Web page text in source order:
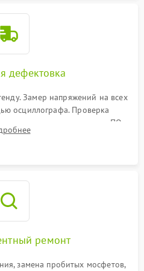
дефектовка
Замер напряжений на всех
осциллографа. Проверка
специализированного ПО
ремонт
замена пробитых мосфетов,